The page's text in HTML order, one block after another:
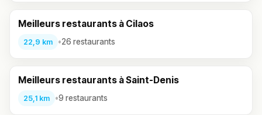
Meilleurs restaurants à Cilaos
22,9 km •26 restaurants
Meilleurs restaurants à Saint-Denis
25,1 km •9 restaurants